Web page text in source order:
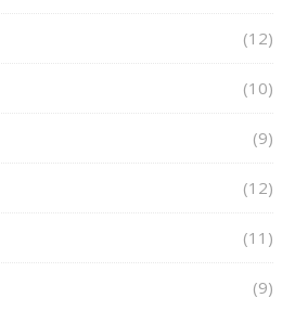
(12)
(10)
(9)
(12)
(11)
(9)